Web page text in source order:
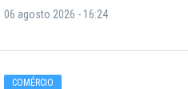
06 agosto 2026 - 16:24
COMÉRCIO